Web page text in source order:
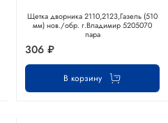
Щетка дворника 2110,2123,Газель (510
мм) нов./обр. г.Владимир 5205070
пара
306 ₽
В корзину